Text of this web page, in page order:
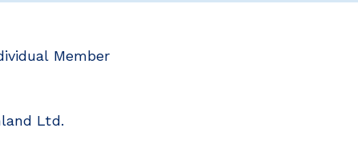
Member
Ltd.